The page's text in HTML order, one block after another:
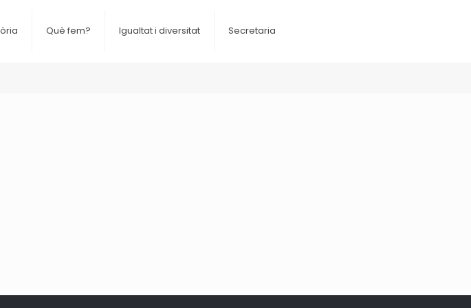
Què fem? Igualtat i diversitat Secretaria